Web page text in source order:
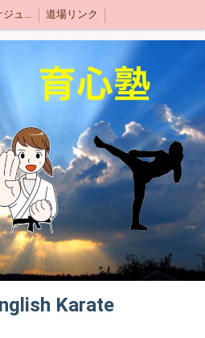
道場所在地 スケジュール 道場リンク
Karate